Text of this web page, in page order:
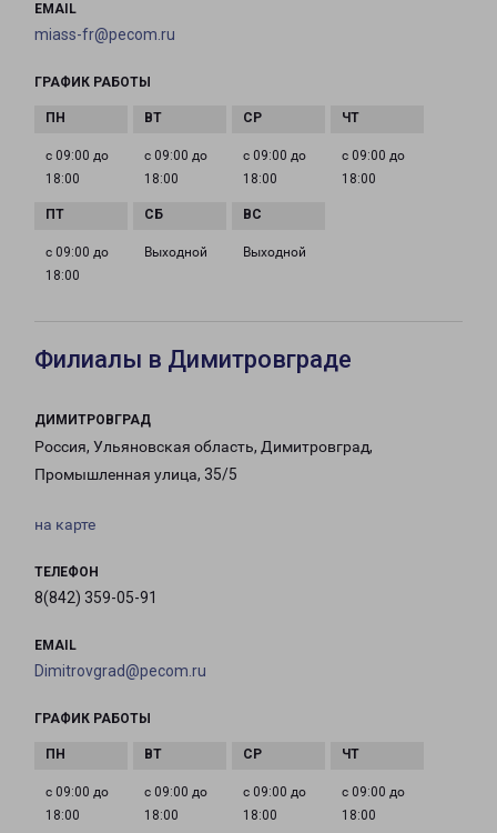
EMAIL
miass-fr@pecom.ru
ГРАФИК РАБОТЫ
с 09:00 до
18:00
с 09:00 до
18:00
с 09:00 до
18:00
с 09:00 до
18:00
с 09:00 до
18:00
Выходной Выходной
Филиалы в Димитровграде
ДИМИТРОВГРАД
Россия, Ульяновская область, Димитровград,
Промышленная улица, 35/5
на карте
ТЕЛЕФОН
8(842) 359-05-91
EMAIL
Dimitrovgrad@pecom.ru
ГРАФИК РАБОТЫ
с 09:00 до
18:00
с 09:00 до
18:00
с 09:00 до
18:00
с 09:00 до
18:00